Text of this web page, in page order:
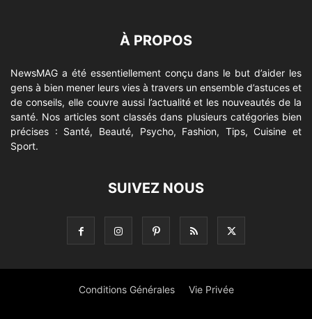
À PROPOS
NewsMAG a été essentiellement conçu dans le but d’aider les
gens à bien mener leurs vies à travers un ensemble d’astuces et
de conseils, elle couvre aussi l’actualité et les nouveautés de la
santé. Nos articles sont classés dans plusieurs catégories bien
précises : Santé, Beauté, Psycho, Fashion, Tips, Cuisine et
Sport.
SUIVEZ NOUS
Conditions Générales Vie Privée